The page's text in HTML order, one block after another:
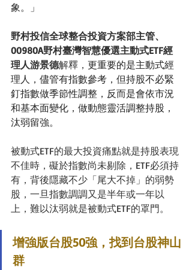
象。」
野村投信全球整合投資方案部主管、
00980A野村臺灣智慧優選主動式ETF經
理人游景德解釋， 更重要的是主動式經
理人，儘管有指數參考，但持股不必緊
釘指數做季節性調整，反而是會依市況
和基本面變化，做動態靈活調整持股，
汰弱留強。
被動式ETF的最大投資痛點就是持股表現
不佳時，礙於指數尚未剔除，ETF必須持
有，背後隱藏不少「尾大不掉」的弱勢
股，一旦指數調調又是半年或一年以
上，難以汰弱就是被動式ETF的罩門。
增強版台股50強，找到台股神山
群